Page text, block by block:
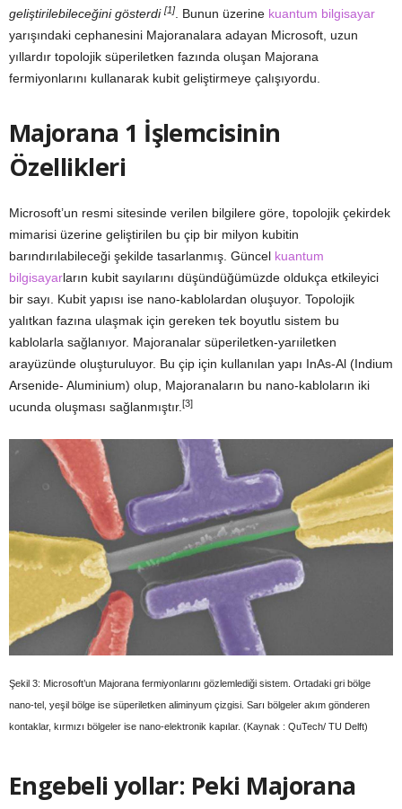
geliştirilebileceğini gösterdi[1] . Bunun üzerine kuantum bilgisayar
yarışındaki cephanesini Majoranalara adayan Microsoft, uzun
yıllardır topolojik süperiletken fazında oluşan Majorana
fermiyonlarını kullanarak kubit geliştirmeye çalışıyordu.
Majorana 1 İşlemcisinin
Özellikleri
Microsoft’un resmi sitesinde verilen bilgilere göre, topolojik çekirdek
mimarisi üzerine geliştirilen bu çip bir milyon kubitin
barındırılabileceği şekilde tasarlanmış. Güncel kuantum
bilgisayarların kubit sayılarını düşündüğümüzde oldukça etkileyici
bir sayı. Kubit yapısı ise nano-kablolardan oluşuyor. Topolojik
yalıtkan fazına ulaşmak için gereken tek boyutlu sistem bu
kablolarla sağlanıyor. Majoranalar süperiletken-yarıiletken
arayüzünde oluşturuluyor. Bu çip için kullanılan yapı InAs-Al (Indium
Arsenide- Aluminium) olup, Majoranaların bu nano-kabloların iki
ucunda oluşması sağlanmıştır. [3]
Şekil 3: Microsoft’un Majorana fermiyonlarını gözlemlediği sistem. Ortadaki gri bölge
nano-tel, yeşil bölge ise süperiletken aliminyum çizgisi. Sarı bölgeler akım gönderen
kontaklar, kırmızı bölgeler ise nano-elektronik kapılar. (Kaynak : QuTech/ TU Delft)
Engebeli yollar: Peki Majorana